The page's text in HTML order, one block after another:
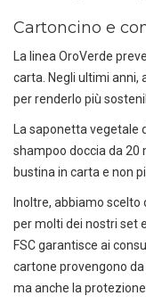
Puoi
Cartoncino e
La linea OroVerde
carta. Negli ultimi anni,
per renderlo più
La saponetta vegetale
shampoo doccia da 20
bustina in carta e non
Inoltre, abbiamo scelto
per molti dei nostri set
FSC garantisce ai
cartone provengono da
ma anche la